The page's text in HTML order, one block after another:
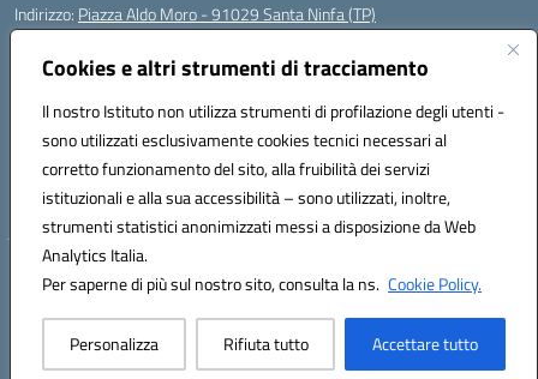
Cookies e altri strumenti di tracciamento
Il nostro Istituto non utilizza strumenti di profilazione degli utenti -
sono utilizzati esclusivamente cookies tecnici necessari al
corretto funzionamento del sito, alla fruibilità dei servizi
istituzionali e alla sua accessibilità – sono utilizzati, inoltre,
strumenti statistici anonimizzati messi a disposizione da Web
Analytics Italia.
Per saperne di più sul nostro sito, consulta la ns. Cookie Policy.
Personalizza Rifiuta tutto Accettare tutto
Indirizzo: Piazza Aldo Moro - 91029 Santa Ninfa (TP)
Centralino:
Posta elettronica certificata (PEC):tpic807004@pec.istruzione.it
Codice fiscale: 81002070811
Codice meccanografico:TPIC807004
Codice Indice delle Pubbliche Amministrazioni (IPA): istsc_tpic807004
Codice unico di fatturazione (CUF): UFLMAN
Hosting & Powered by 3D Solution S.r.l.
Concept & Design by Designers Italia